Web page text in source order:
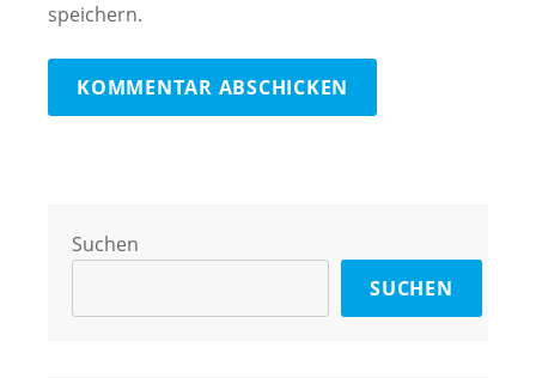
speichern.
Suchen
SUCHEN